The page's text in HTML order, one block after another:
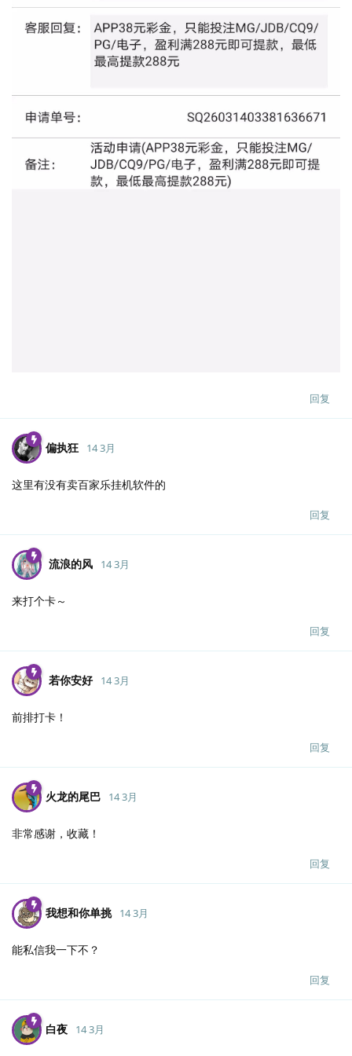
回复
偏执狂 14 3月
这里有没有卖百家乐挂机软件的
回复
流浪的风 14 3月
来打个卡～
回复
若你安好 14 3月
前排打卡！
回复
火龙的尾巴 14 3月
非常感谢，收藏！
回复
我想和你单挑 14 3月
能私信我一下不？
回复
白夜 14 3月